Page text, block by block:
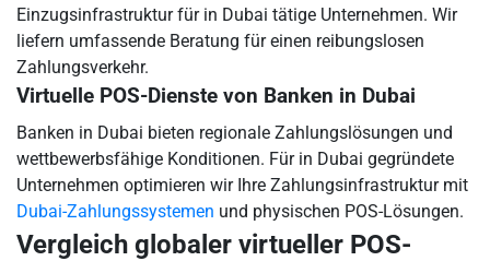
Einzugsinfrastruktur für in Dubai tätige Unternehmen. Wir
liefern umfassende Beratung für einen reibungslosen
Zahlungsverkehr.
Virtuelle POS-Dienste von Banken in Dubai
Banken in Dubai bieten regionale Zahlungslösungen und
wettbewerbsfähige Konditionen. Für in Dubai gegründete
Unternehmen optimieren wir Ihre Zahlungsinfrastruktur mit
Dubai-Zahlungssystemen und physischen POS-Lösungen.
Vergleich globaler virtueller POS-